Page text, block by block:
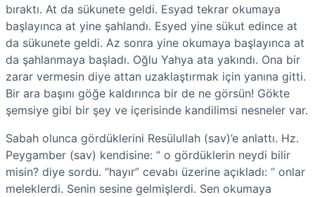
bıraktı. At da sükunete geldi. Esyad tekrar okumaya
başlayınca at yine şahlandı. Esyed yine sükut edince at
da sükunete geldi. Az sonra yine okumaya başlayınca at
da şahlanmaya başladı. Oğlu Yahya ata yakındı. Ona bir
zarar vermesin diye attan uzaklaştırmak için yanına gitti.
Bir ara başını göğe kaldırınca bir de ne görsün! Gökte
şemsiye gibi bir şey ve içerisinde kandilimsi nesneler var.
Sabah olunca gördüklerini Resülullah (sav)’e anlattı. Hz.
Peygamber (sav) kendisine: “ o gördüklerin neydi bilir
misin? diye sordu. “hayır” cevabı üzerine açıkladı: “ onlar
meleklerdi. Senin sesine gelmişlerdi. Sen okumaya